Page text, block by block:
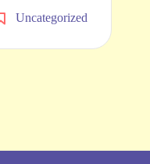
Uncategorized